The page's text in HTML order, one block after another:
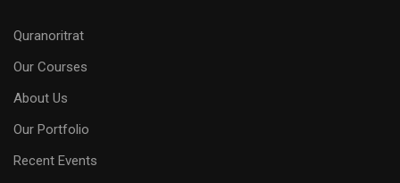
Quranoritrat
Our Courses
About Us
Our Portfolio
Recent Events